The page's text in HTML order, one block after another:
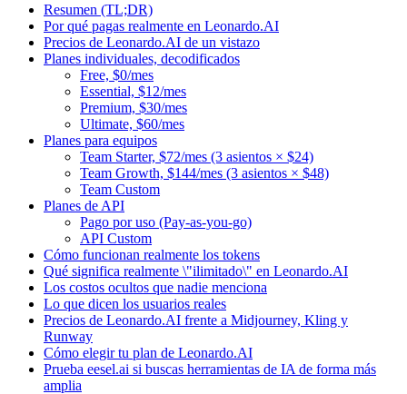
Resumen (TL;DR)
Por qué pagas realmente en Leonardo.AI
Precios de Leonardo.AI de un vistazo
Planes individuales, decodificados
Free, $0/mes
Essential, $12/mes
Premium, $30/mes
Ultimate, $60/mes
Planes para equipos
Team Starter, $72/mes (3 asientos × $24)
Team Growth, $144/mes (3 asientos × $48)
Team Custom
Planes de API
Pago por uso (Pay-as-you-go)
API Custom
Cómo funcionan realmente los tokens
Qué significa realmente \"ilimitado\" en Leonardo.AI
Los costos ocultos que nadie menciona
Lo que dicen los usuarios reales
Precios de Leonardo.AI frente a Midjourney, Kling y
Runway
Cómo elegir tu plan de Leonardo.AI
Prueba eesel.ai si buscas herramientas de IA de forma más
amplia